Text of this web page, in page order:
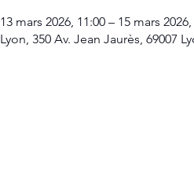
13 mars 2026, 11:00 – 15 mars 2026,
Lyon, 350 Av. Jean Jaurès, 69007